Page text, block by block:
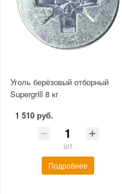
Уголь берёзовый отборный
Supergrill 8 кг
1 510 руб.
шт
Подробнее